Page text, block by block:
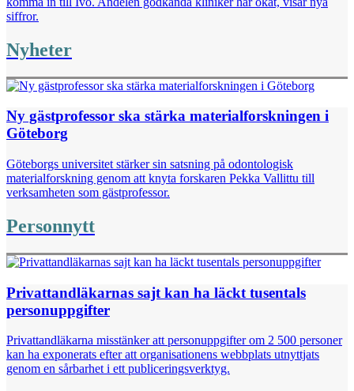
siffror.
Nyheter
Ny gästprofessor ska stärka materialforskningen i
Göteborg
Göteborgs universitet stärker sin satsning på odontologisk
materialforskning genom att knyta forskaren Pekka Vallittu till
verksamheten som gästprofessor.
Personnytt
Privattandläkarnas sajt kan ha läckt tusentals
personuppgifter
Privattandläkarna misstänker att personuppgifter om 2 500 personer
kan ha exponerats efter att organisationens webbplats utnyttjats
genom en sårbarhet i ett publiceringsverktyg.